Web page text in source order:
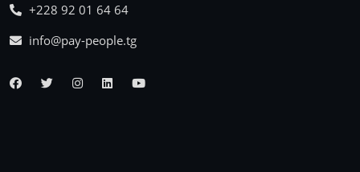
+228 92 01 64 64
info@pay-people.tg